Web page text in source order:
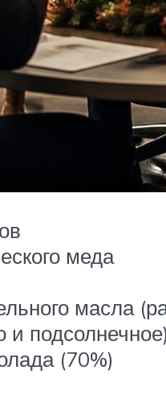
меда
масла
и подсолнечное)
(70%)